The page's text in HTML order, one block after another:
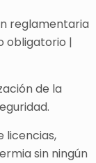
reglamentaria
obligatorio |
de la
licencias,
sin ningún